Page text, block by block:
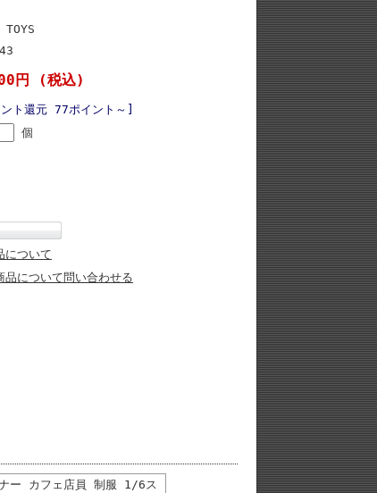
TOYS
円 (税込)
ント還元 77ポイント～]
個
について
品について問い合わせる
ー カフェ店員 制服 1/6ス